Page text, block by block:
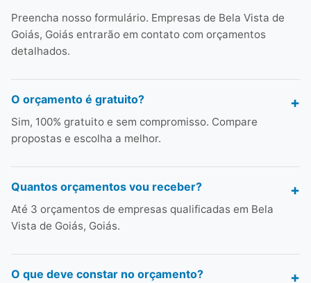
Preencha nosso formulário. Empresas de Bela Vista de
Goiás, Goiás entrarão em contato com orçamentos
detalhados.
O orçamento é gratuito?
Sim, 100% gratuito e sem compromisso. Compare
propostas e escolha a melhor.
Quantos orçamentos vou receber?
Até 3 orçamentos de empresas qualificadas em Bela
Vista de Goiás, Goiás.
O que deve constar no orçamento?